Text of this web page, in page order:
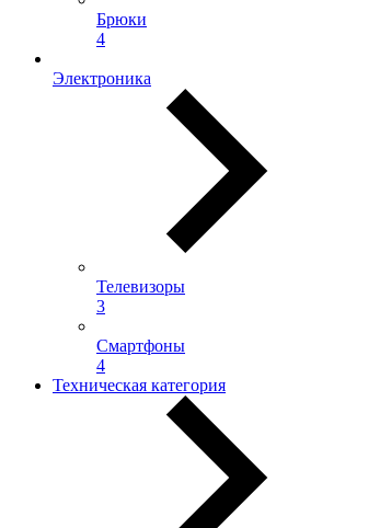
Брюки
4
Электроника
Телевизоры
3
Смартфоны
4
Техническая категория